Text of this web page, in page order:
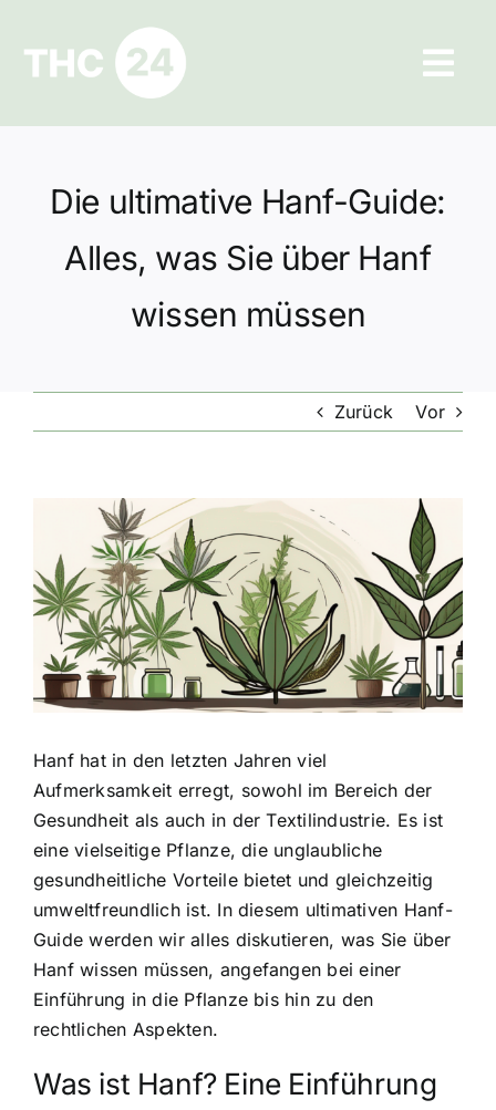
springen
Ratgeber
Hilfe und Kontakt
Datenschutz
Die ultimative Hanf-Guide:
Alles, was Sie über Hanf
wissen müssen
Zurück Vor
grösseres
Bild
Hanf hat in den letzten Jahren viel
Aufmerksamkeit erregt, sowohl im Bereich der
Gesundheit als auch in der Textilindustrie. Es ist
eine vielseitige Pflanze, die unglaubliche
gesundheitliche Vorteile bietet und gleichzeitig
umweltfreundlich ist. In diesem ultimativen Hanf-
Guide werden wir alles diskutieren, was Sie über
Hanf wissen müssen, angefangen bei einer
Einführung in die Pflanze bis hin zu den
rechtlichen Aspekten.
Was ist Hanf? Eine Einführung